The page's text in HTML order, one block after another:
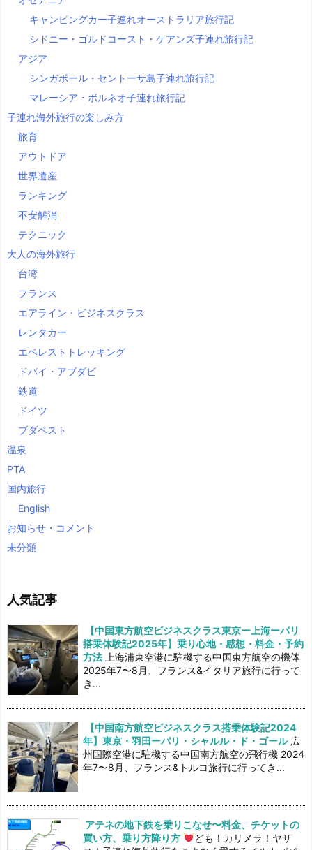
キャンピングカー子連れオーストラリア旅行記
シドニー・ゴルドコースト・ケアンズ子連れ旅行記
アジア
シンガポール・セントーサ島子連れ旅行記
マレーシア・ボルネオ子連れ旅行記
子連れ海外旅行の楽しみ方
旅育
アウトドア
世界遺産
ランキング
不安解消
テクニック
大人の海外旅行
台湾
フランス
エアライン・ビジネスクラス
レンタカー
エベレストトレッキング
ドバイ・アブダビ
鉄道
ドイツ
ブダペスト
温泉
PTA
国内旅行
English
お知らせ・コメント
未分類
人気記事
【中国東方航空ビジネスクラス東京ー上海ーパリ
搭乗体験記2025年】乗り心地・感想・料金・予約
方法 上海浦東空港に駐機する中国東方航空の機体
2025年7〜8月、フランス&イタリア旅行に行って
き...
【中国南方航空ビジネスクラス搭乗体験記2024
年】東京・羽田ーパリ・シャルル・ド・ゴール 広
州国際空港に駐機する中国南方航空の飛行機 2024
年7〜8月、フランス&トルコ旅行に行ってき...
アテネの地下鉄を乗りこなせ〜料金、チケットの
買い方、乗り方降り方
ども！カリメラ！ヤサ